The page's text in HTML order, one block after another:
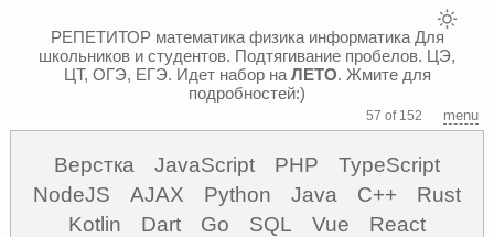
РЕПЕТИТОР математика физика информатикаДля
школьников и студентов. Подтягивание пробелов. ЦЭ,
ЦТ, ОГЭ, ЕГЭ. Идет набор на ЛЕТО. Жмите для
подробностей:)
57 of 152 menu
Верстка JavaScript PHP
TypeScript
NodeJS
AJAX Python Java C++
Rust
Kotlin
Dart Go SQL Vue
React